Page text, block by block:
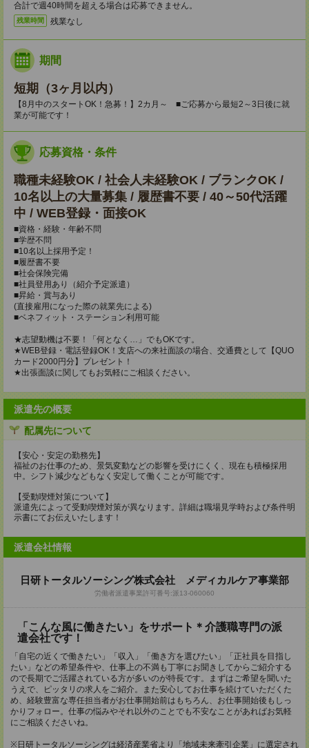
合計で週40時間を超える場合は応募できません。
残業時間 残業なし
期間
短期（3ヶ月以内）
【8月中のスタートOK！急募！】2カ月～ ■ご応募から最短2～3日後に就
業が可能です！
応募資格・条件
職種未経験OK / 社会人未経験OK / ブランクOK /
10名以上の大量募集 / 履歴書不要 / 40～50代活躍
中 / WEB登録・面接OK
■資格・経験・年齢不問
■学歴不問
■10名以上採用予定！
■履歴書不要
■社会保険完備
■社員登用あり（紹介予定派遣）
■昇給・賞与あり
(直接雇用になった際の就業先による)
■ベネフィット・ステーション利用可能
★志望動機は不要！「何となく…」でもOKです。
★WEB登録・電話登録OK！支店への来社面談の場合、交通費として【QUO
カード2000円分】プレゼント！
★出張面談に関してもお気軽にご相談ください。
派遣先の概要
配属先について
【安心・安定の勤務先】
福祉のお仕事のため、景気変動などの影響を受けにくく、現在も積極採用
中。シフト減少などもなく安定して働くことが可能です。
【受動喫煙対策について】
派遣先によって受動喫煙対策が異なります。詳細は職場見学時および条件明
示書にてお伝えいたします！
派遣会社情報
日研トータルソーシング株式会社 メディカルケア事業部
労働者派遣事業許可番号:派13-060060
「こんな風に働きたい」をサポート＊介護職専門の派
遣会社です！
「自宅の近くで働きたい」「収入」「働き方を選びたい」「正社員を目指し
たい」などの希望条件や、仕事上の不満も丁寧にお聞きしてからご紹介する
ので長期でご活躍されている方が多いのが特長です。まずはご希望を聞いた
うえで、ピッタリの求人をご紹介。また安心してお仕事を続けていただくた
め、経験豊富な専任担当者がお仕事開始前はもちろん、お仕事開始後もしっ
かりフォロー。仕事の悩みやそれ以外のことでも不安なことがあればお気軽
にご相談くださいね。
※日研トータルソーシングは経済産業省より「地域未来牽引企業」に選定され